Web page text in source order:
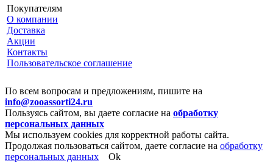
Покупателям
О компании
Доставка
Акции
Контакты
Пользовательское соглашение
По всем вопросам и предложениям, пишите на
info@zooassorti24.ru
Пользуясь сайтом, вы даете согласие на обработку
персональных данных
Мы используем cookies для корректной работы сайта.
Продолжая пользоваться сайтом, даете согласие на обработку
персональных данных
Ok